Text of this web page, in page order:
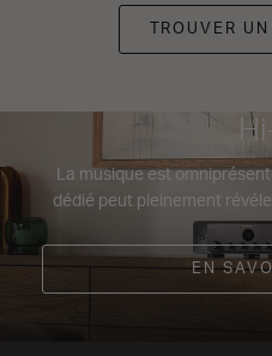
TROUVER
La musique est
dédié peut pleinement
EN